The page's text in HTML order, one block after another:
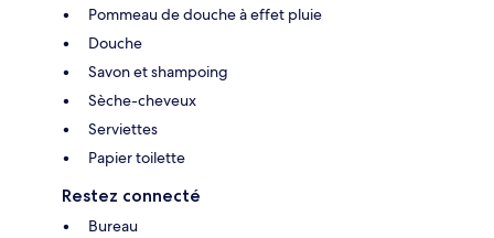
Pommeau de douche à effet pluie
Douche
Savon et shampoing
Sèche-cheveux
Serviettes
Papier toilette
Restez connecté
Bureau